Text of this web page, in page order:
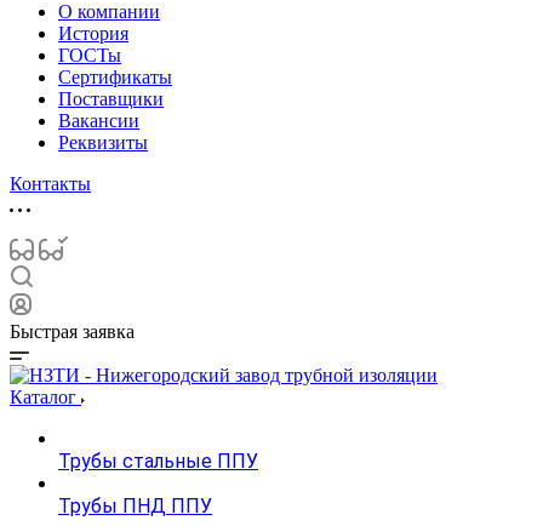
О компании
История
ГОСТы
Сертификаты
Поставщики
Вакансии
Реквизиты
Контакты
Быстрая заявка
Каталог
Трубы стальные ППУ
Трубы ПНД ППУ